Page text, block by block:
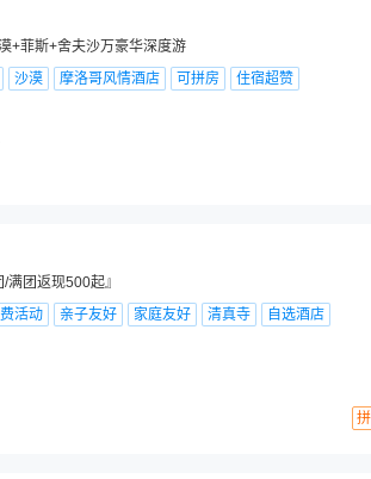
+菲斯+舍夫沙万豪华深度游
沙漠 摩洛哥风情酒店 可拼房
住宿超赞
满团返现500起』
活动 亲子友好 家庭友好 清真寺 自选酒店